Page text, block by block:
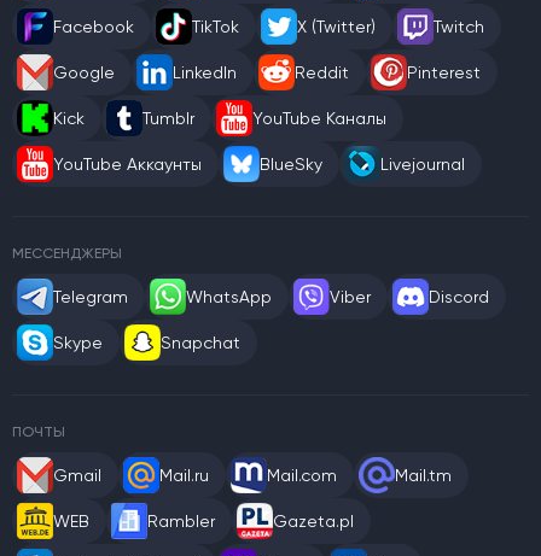
Facebook TikTok X (Twitter) Twitch
Google LinkedIn Reddit Pinterest
Kick Tumblr YouTube Каналы
YouTube Аккаунты BlueSky Livejournal
МЕССЕНДЖЕРЫ
Telegram WhatsApp Viber Discord
Skype Snapchat
ПОЧТЫ
Gmail Mail.ru Mail.com Mail.tm
WEB Rambler Gazeta.pl